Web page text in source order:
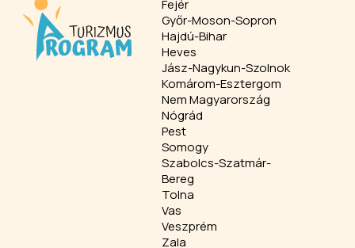
Fejér
Győr-Moson-Sopron
Hajdú-Bihar
Heves
Jász-Nagykun-Szolnok
Komárom-Esztergom
Nem Magyarország
Nógrád
Pest
Somogy
Szabolcs-Szatmár-
Bereg
Tolna
Vas
Veszprém
Zala